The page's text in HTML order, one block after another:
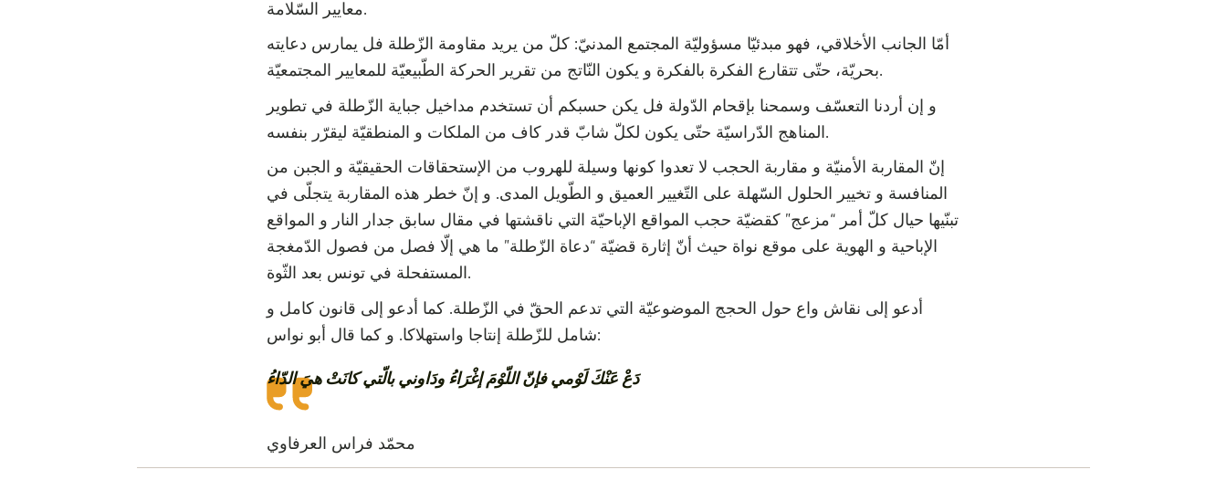
معايير السّلامة.
أمّا الجانب الأخلاقي، فهو مبدئيّا مسؤوليّة المجتمع المدنيّ: كلّ من يريد مقاومة الزّطلة فل يمارس دعايته
بحريّة، حتّى تتقارع الفكرة بالفكرة و يكون النّاتج من تقرير الحركة الطّبيعيّة للمعايير المجتمعيّة.
و إن أردنا التعسّف وسمحنا بإقحام الدّولة فل يكن حسبكم أن تستخدم مداخيل جباية الزّطلة في تطوير
المناهج الدّراسيّة حتّى يكون لكلّ شابّ قدر كاف من الملكات و المنطقيّة ليقرّر بنفسه.
إنّ المقاربة الأمنيّة و مقاربة الحجب لا تعدوا كونها وسيلة للهروب من الإستحقاقات الحقيقيّة و الجبن من
المنافسة و تخيير الحلول السّهلة على التّغيير العميق و الطّويل المدى. و إنّ خطر هذه المقاربة يتجلّى في
تبنّيها حيال كلّ أمر “مزعج” كقضيّة حجب المواقع الإباحيّة التي ناقشتها في مقال سابق جدار النار و المواقع
الإباحية و الهوية على موقع نواة حيث أنّ إثارة قضيّة “دعاة الزّطلة” ما هي إلّا فصل من فصول الدّمغجة
المستفحلة في تونس بعد الثّوة.
أدعو إلى نقاش واع حول الحجج الموضوعيّة التي تدعم الحقّ في الزّطلة. كما أدعو إلى قانون كامل و
شامل للزّطلة إنتاجا واستهلاكا. و كما قال أبو نواس:
دَعْ عَنْكَ لَوْمي فإنّ اللّوْمَ إغْرَاءُ ودَاوني بالّتي كانَتْ هيَ الدّاءُ
محمّد فراس العرفاوي